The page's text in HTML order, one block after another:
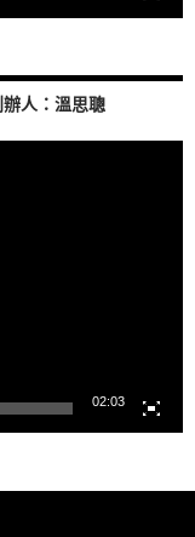
辦人：溫思聰
02:03